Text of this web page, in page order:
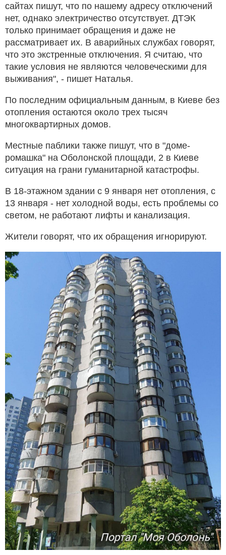
сайтах пишут, что по нашему адресу отключений
нет, однако электричество отсутствует. ДТЭК
только принимает обращения и даже не
рассматривает их. В аварийных службах говорят,
что это экстренные отключения. Я считаю, что
такие условия не являются человеческими для
выживания", - пишет Наталья.
По последним официальным данным, в Киеве без
отопления остаются около трех тысяч
многоквартирных домов.
Местные паблики также пишут, что в "доме-
ромашка" на Оболонской площади, 2 в Киеве
ситуация на грани гуманитарной катастрофы.
В 18-этажном здании с 9 января нет отопления, с
13 января - нет холодной воды, есть проблемы со
светом, не работают лифты и канализация.
Жители говорят, что их обращения игнорируют.